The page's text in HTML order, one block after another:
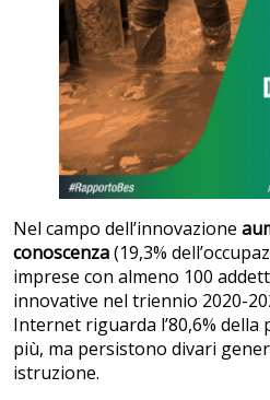
Nel campo dell’innovazione
conoscenza(19,3%
imprese con almeno 100
innovative nel triennio 2020-
Internet riguarda l’80,6% della
più, ma persistono divari
istruzione.